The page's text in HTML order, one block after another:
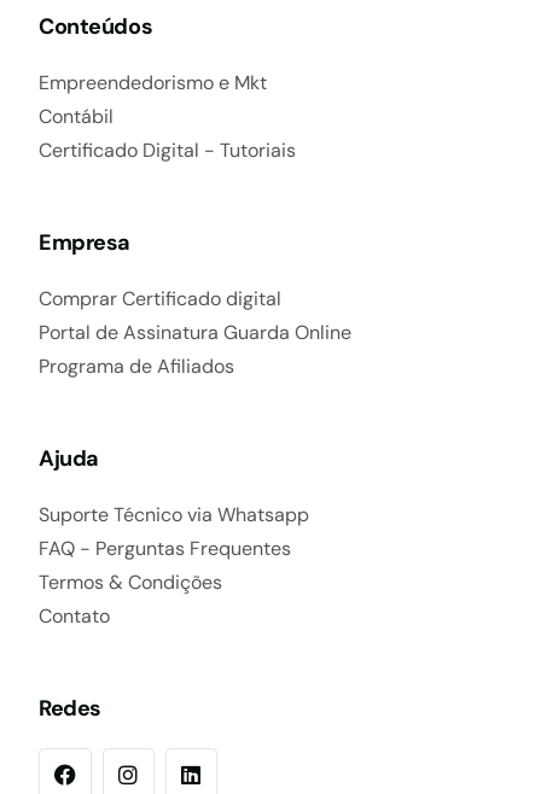
Conteúdos
Empreendedorismo e Mkt
Contábil
Certificado Digital - Tutoriais
Empresa
Comprar Certificado digital
Portal de Assinatura Guarda Online
Programa de Afiliados
Ajuda
Suporte Técnico via Whatsapp
FAQ - Perguntas Frequentes
Termos & Condições
Contato
Redes